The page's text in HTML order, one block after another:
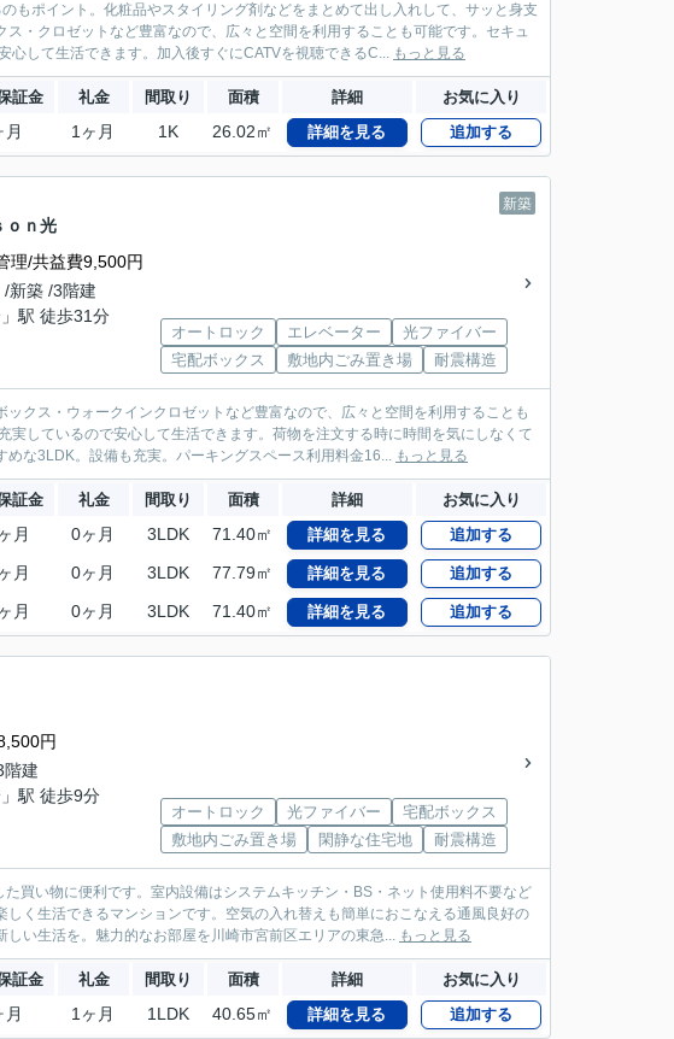
もポイント。化粧品やスタイリング剤などをまとめて出し入れして、サッと身支
・クロゼットなど豊富なので、広々と空間を利用することも可能です。セキュ
心して生活できます。加入後すぐにCATVを視聴できるC... もっと見る
証金 礼金 間取り 面積 詳細 お気に入り
月 1ヶ月 1K 26.02㎡ 詳細を見る 追加する
新築
ｏｎ光
理/共益費9,500円
新築 /3階建
」駅 徒歩31分
オートロック エレベーター
光ファイバー
宅配ボックス
敷地内ごみ置き場 耐震構造
クス・ウォークインクロゼットなど豊富なので、広々と空間を利用することも
しているので安心して生活できます。荷物を注文する時に時間を気にしなくて
な3LDK。設備も充実。パーキングスペース利用料金16... もっと見る
証金 礼金 間取り 面積 詳細 お気に入り
月 0ヶ月 3LDK 71.40㎡ 詳細を見る 追加する
月 0ヶ月 3LDK 77.79㎡ 詳細を見る 追加する
月 0ヶ月 3LDK 71.40㎡ 詳細を見る 追加する
円
建
」駅 徒歩9分
オートロック 光ファイバー
宅配ボックス
敷地内ごみ置き場
閑静な住宅地 耐震構造
買い物に便利です。室内設備はシステムキッチン・BS・ネット使用料不要など
く生活できるマンションです。空気の入れ替えも簡単におこなえる通風良好の
い生活を。魅力的なお部屋を川崎市宮前区エリアの東急... もっと見る
証金 礼金 間取り 面積 詳細 お気に入り
月 1ヶ月 1LDK 40.65㎡ 詳細を見る 追加する